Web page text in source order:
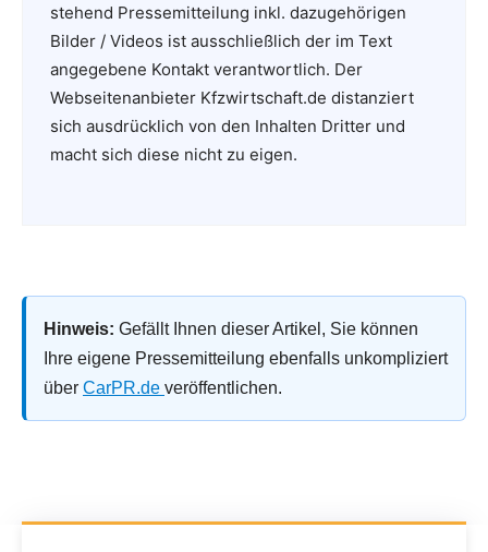
stehend Pressemitteilung inkl. dazugehörigen
Bilder / Videos ist ausschließlich der im Text
angegebene Kontakt verantwortlich. Der
Webseitenanbieter Kfzwirtschaft.de distanziert
sich ausdrücklich von den Inhalten Dritter und
macht sich diese nicht zu eigen.
Hinweis: Gefällt Ihnen dieser Artikel, Sie können
Ihre eigene Pressemitteilung ebenfalls unkompliziert
über CarPR.de veröffentlichen.